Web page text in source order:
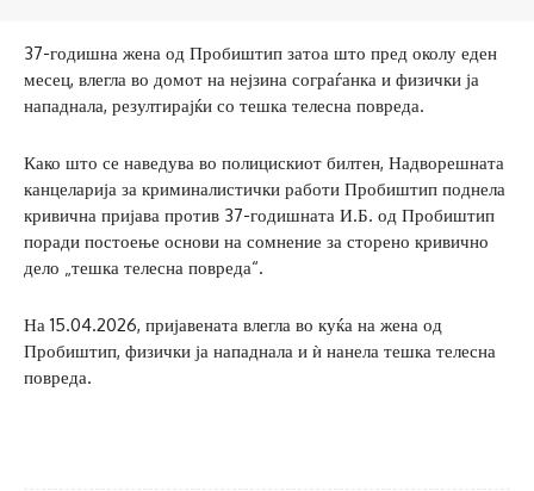
37-годишна жена од Пробиштип затоа што пред околу еден
месец, влегла во домот на нејзина сограѓанка и физички ја
нападнала, резултирајќи со тешка телесна повреда.
Како што се наведува во полицискиот билтен, Надворешната
канцеларија за криминалистички работи Пробиштип поднела
кривична пријава против 37-годишната И.Б. од Пробиштип
поради постоење основи на сомнение за сторено кривично
дело „тешка телесна повреда“.
На 15.04.2026, пријавената влегла во куќа на жена од
Пробиштип, физички ја нападнала и ѝ нанела тешка телесна
повреда.